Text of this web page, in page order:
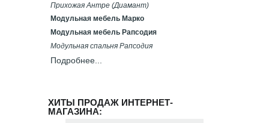
Прихожая Антре (Диамант)
Модульная мебель Марко
Модульная мебель Рапсодия
Модульная спальня Рапсодия
Подробнее...
ХИТЫ ПРОДАЖ ИНТЕРНЕТ-
МАГАЗИНА: